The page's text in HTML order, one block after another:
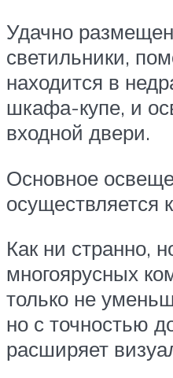
Удачно
светильники,
находится в
шкафа-купе, и
входной двери.
Основное
осуществляется
Как ни странно,
многоярусных
только не
но с точностью
расширяет